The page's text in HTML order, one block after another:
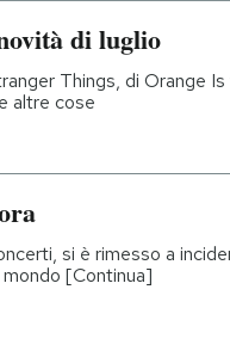
di luglio
Things, di Orange
altre cose
si è rimesso a
[Continua]